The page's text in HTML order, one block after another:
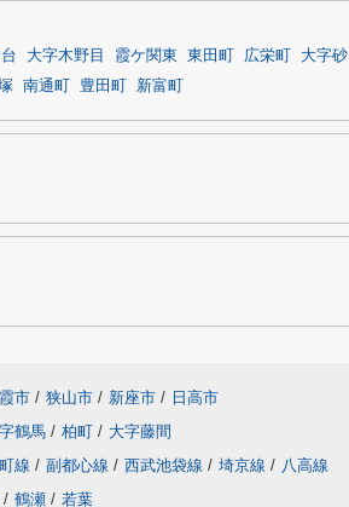
大字木野目 霞ケ関東 東田町 広栄町 大字砂
南通町 豊田町 新富町
市 / 狭山市 / 新座市 / 日高市
鶴馬 / 柏町 / 大字藤間
線 / 副都心線 / 西武池袋線 / 埼京線 / 八高線
/ 鶴瀬 / 若葉